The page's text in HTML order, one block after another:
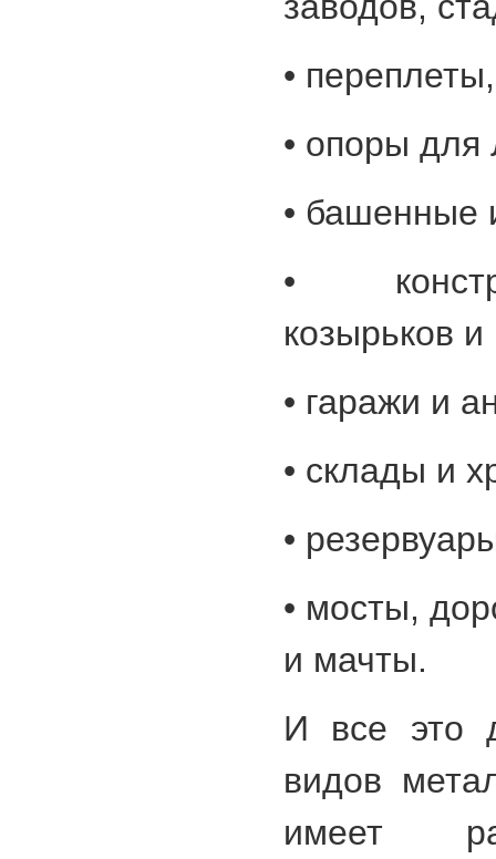
•
• опоры
• башенные
•
козырьков
• гаражи и
• склады и
•
• мосты,
и мачты.
И все это
видов
имеет